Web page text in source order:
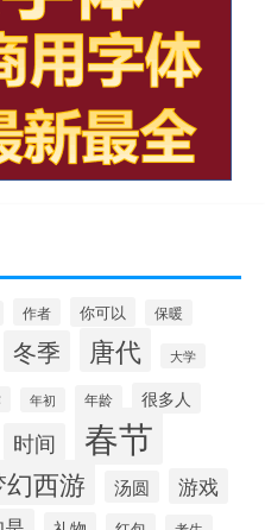
作者 你可以 保暖
冬季 唐代 大学
年初 年龄 很多人
时间 春节
西游 汤圆 游戏